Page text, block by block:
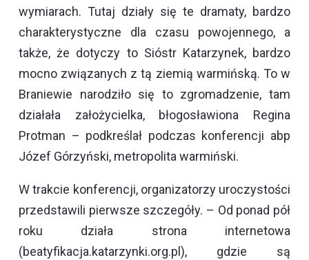
wymiarach. Tutaj działy się te dramaty, bardzo
charakterystyczne dla czasu powojennego, a
także, że dotyczy to Sióstr Katarzynek, bardzo
mocno związanych z tą ziemią warmińską. To w
Braniewie narodziło się to zgromadzenie, tam
działała założycielka, błogosławiona Regina
Protman – podkreślał podczas konferencji abp
Józef Górzyński, metropolita warmiński.
W trakcie konferencji, organizatorzy uroczystości
przedstawili pierwsze szczegóły. – Od ponad pół
roku działa strona internetowa
(beatyfikacja.katarzynki.org.pl), gdzie są